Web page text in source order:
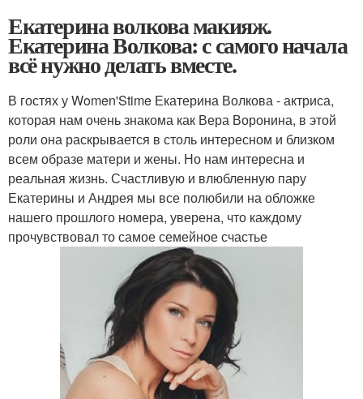
Екатерина волкова макияж.
Екатерина Волкова: с самого начала
всё нужно делать вместе.
В гостях у Women'Stime Екатерина Волкова - актриса,
которая нам очень знакома как Вера Воронина, в этой
роли она раскрывается в столь интересном и близком
всем образе матери и жены. Но нам интересна и
реальная жизнь. Счастливую и влюбленную пару
Екатерины и Андрея мы все полюбили на обложке
нашего прошлого номера, уверена, что каждому
прочувствовал то самое семейное счастье